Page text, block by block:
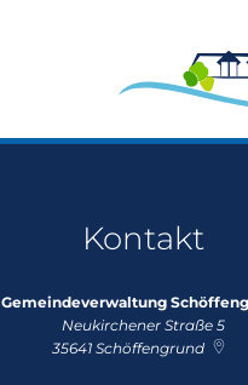
Kontakt
Gemeindeverwaltung
Neukirchener Straße 5
35641 Schöffengrund